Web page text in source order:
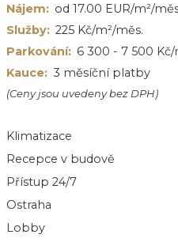
Nájem: od 17.00 EUR/m²/
Služby: 225 Kč/m²/měs.
Parkování: 6 300 - 7 500 Kč/
Kauce: 3 měsíční platby
(Ceny jsou uvedeny bez DPH)
Klimatizace
Recepce v budově
Přístup 24/7
Ostraha
Lobby